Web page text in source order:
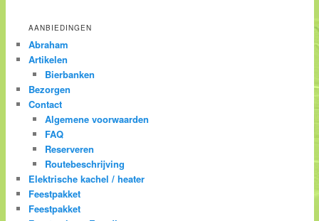
AANBIEDINGEN
Abraham
Artikelen
Bierbanken
Bezorgen
Contact
Algemene voorwaarden
FAQ
Reserveren
Routebeschrijving
Elektrische kachel / heater
Feestpakket
Feestpakket